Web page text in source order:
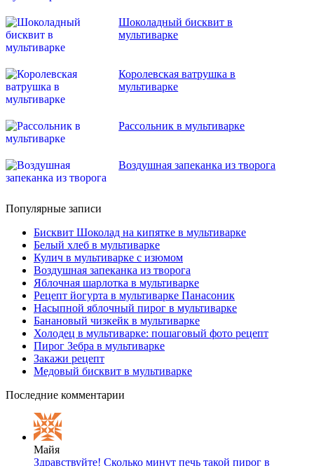
Шоколадный бисквит в
мультиварке
Королевская ватрушка в
мультиварке
Рассольник в мультиварке
Воздушная запеканка из творога
Популярные записи
Бисквит Шоколад на кипятке в мультиварке
Белый хлеб в мультиварке
Кулич в мультиварке с изюмом
Воздушная запеканка из творога
Яблочная шарлотка в мультиварке
Рецепт йогурта в мультиварке Панасоник
Насыпной яблочный пирог в мультиварке
Банановый чизкейк в мультиварке
Холодец в мультиварке: пошаговый фото рецепт
Пирог Зебра в мультиварке
Закажи рецепт
Медовый бисквит в мультиварке
Последние комментарии
Майя
Здравствуйте! Сколько минут печь такой пирог в